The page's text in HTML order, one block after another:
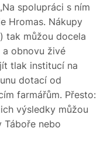
spolupráci s ním
Hromas. Nákupy
tak můžou docela
obnovu živé
tlak institucí na
dotací od
farmářům. Přesto:
výsledky můžou
Táboře nebo